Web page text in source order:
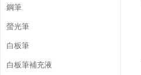
鋼筆
螢光筆
白板筆
白板筆補充液